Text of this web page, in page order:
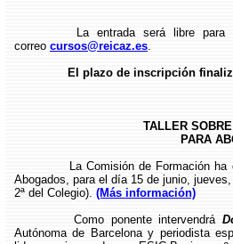
La entrada será libre
correo cursos@reicaz.es.
El plazo de inscripción
TALLER
PARA
La Comisión de Formación
Abogados, para el día 15 de junio,
2ª del Colegio). (Más información)
Como ponente intervendrá
Autónoma de Barcelona y periodista